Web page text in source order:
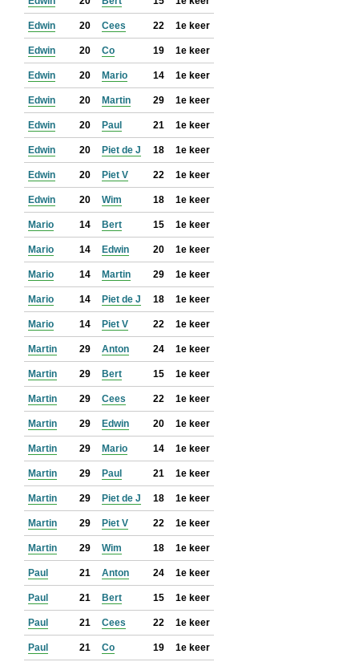
Edwin 20 Cees 22 1e keer
Edwin 20 Co 19 1e keer
Edwin 20 Mario 14 1e keer
Edwin 20 Martin 29 1e keer
Edwin 20 Paul 21 1e keer
Edwin 20 Piet de J 18 1e keer
Edwin 20 Piet V 22 1e keer
Edwin 20 Wim 18 1e keer
Mario 14 Bert 15 1e keer
Mario 14 Edwin 20 1e keer
Mario 14 Martin 29 1e keer
Mario 14 Piet de J 18 1e keer
Mario 14 Piet V 22 1e keer
Martin 29 Anton 24 1e keer
Martin 29 Bert 15 1e keer
Martin 29 Cees 22 1e keer
Martin 29 Edwin 20 1e keer
Martin 29 Mario 14 1e keer
Martin 29 Paul 21 1e keer
Martin 29 Piet de J 18 1e keer
Martin 29 Piet V 22 1e keer
Martin 29 Wim 18 1e keer
Paul 21 Anton 24 1e keer
Paul 21 Bert 15 1e keer
Paul 21 Cees 22 1e keer
Paul 21 Co 19 1e keer